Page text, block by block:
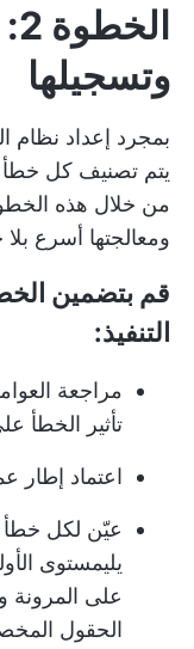
وتسجيلها
بمجرد إعداد نظام
يتم تصنيف كل خطأ
من خلال هذه
ومعالجتها أسرع
قم بتضمين
التنفيذ:
مراجعة
تأثير الخطأ
اعتماد إطار
عيّن لكل
يليمستوى
على المرونة
الحقول